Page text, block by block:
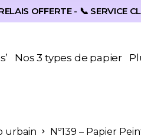
OFFERTE - 📞 SERVICE
Nos 3 types de papier
urbain Nº139 – Papier